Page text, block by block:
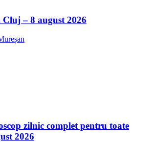
– 8 august 2026
zilnic complet pentru toate
2026